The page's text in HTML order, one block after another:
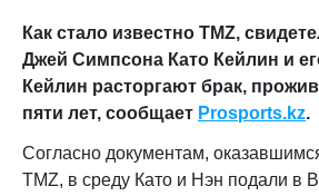
Как стало известно TMZ,
Джей Симпсона Като Кейлин и
Кейлин расторгают брак,
пяти лет, сообщает Prosports.kz.
Согласно документам,
TMZ, в среду Като и Нэн подали в